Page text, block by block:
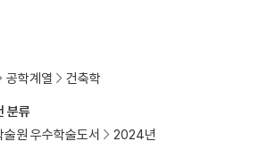
분류
술원 우수학술도서 2024년
공학계열 건축학